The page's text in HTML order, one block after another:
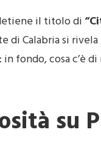
il titolo di
di Calabria si
fondo, cosa c’è
su